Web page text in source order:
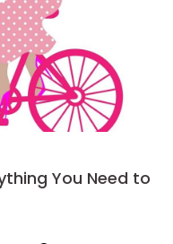
You Need to